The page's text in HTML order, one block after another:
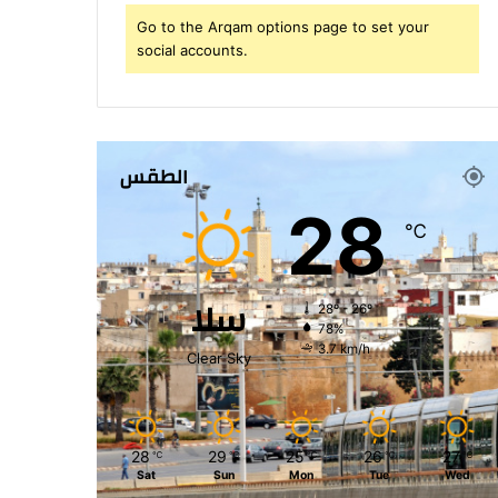
Go to the Arqam options page to set your
social accounts.
الطقس
سلا
Clear Sky
28℃
28º - 26º
78%
3.7 km/h
28 ℃
Sat
29 ℃
Sun
25 ℃
Mon
26 ℃
Tue
27 ℃
Wed